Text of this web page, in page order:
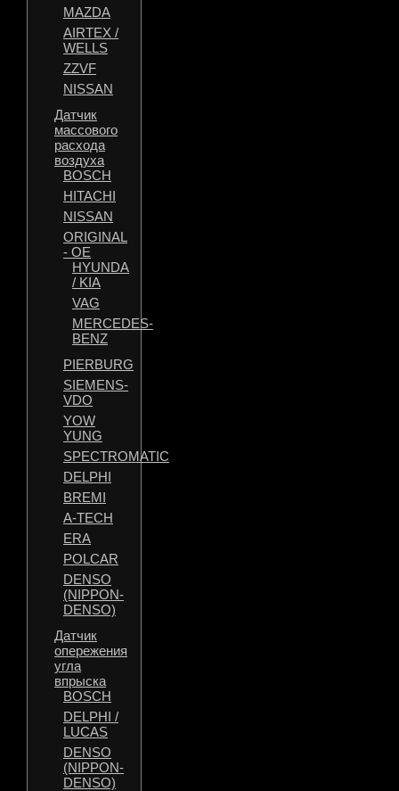
MAZDA
AIRTEX /
WELLS
ZZVF
NISSAN
Датчик
массового
расхода
воздуха
BOSCH
HITACHI
NISSAN
ORIGINAL
- OE
HYUNDA
/ KIA
VAG
MERCEDES-
BENZ
PIERBURG
SIEMENS-
VDO
YOW
YUNG
SPECTROMATIC
DELPHI
BREMI
A-TECH
ERA
POLCAR
DENSO
(NIPPON-
DENSO)
Датчик
опережения
угла
впрыска
BOSCH
DELPHI /
LUCAS
DENSO
(NIPPON-
DENSO)